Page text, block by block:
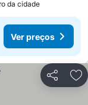
da cidade
Ver preços
Partilhar